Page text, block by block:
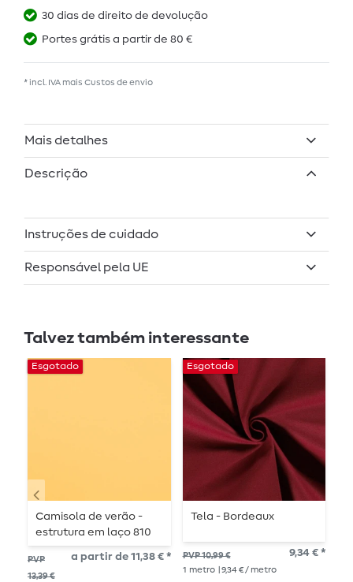
30 dias de direito de devolução
Portes grátis a partir de 80 €
* incl. IVA mais Custos de envio
Mais detalhes
Descrição
Instruções de cuidado
Responsável pela UE
Talvez também interessante
Esgotado
Camisola de verão -
estrutura em laço 810
amarela suave French
Terry
PVP
13,39 €
a partir de 11,38 € *
Esgotado
Tela - Bordeaux
PVP 10,99 € 9,34 € *
1 metro | 9,34 € / metro